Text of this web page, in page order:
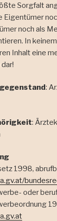
Sorgfalt
Eigentümer
noch als
In
Inhalt eine
:
:
1998,
oder